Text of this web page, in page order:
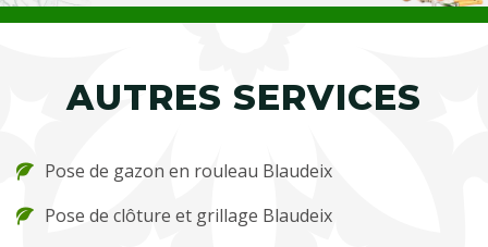
AUTRES SERVICES
Pose de gazon en rouleau Blaudeix
Pose de clôture et grillage Blaudeix